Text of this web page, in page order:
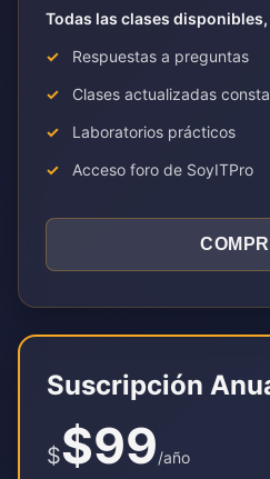
Todas las clases disponibles,
Respuestas a preguntas
Clases actualizadas
Laboratorios prácticos
Acceso foro de SoyITPro
Suscripción
$$99/año